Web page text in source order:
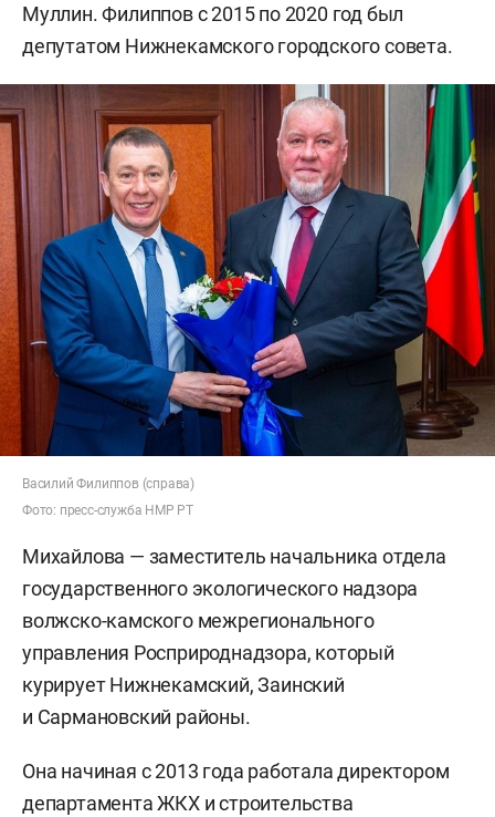
Муллин. Филиппов с 2015 по 2020 год был
депутатом Нижнекамского городского совета.
Василий Филиппов (справа)
Фото: пресс-служба НМР РТ
Михайлова — заместитель начальника отдела
государственного экологического надзора
волжско-камского межрегионального
управления Росприроднадзора, который
курирует Нижнекамский, Заинский
и Сармановский районы.
Она начиная с 2013 года работала директором
департамента ЖКХ и строительства